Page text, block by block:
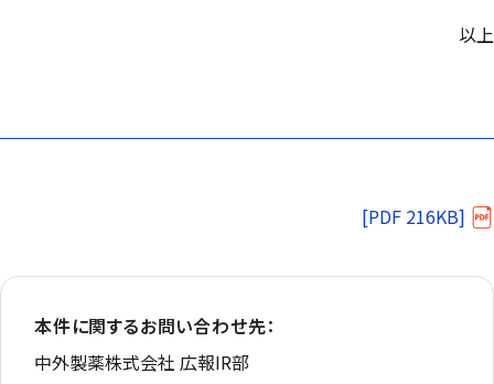
以上
[PDF 216KB]
本件に関するお問い合わせ先：
中外製薬株式会社 広報IR部